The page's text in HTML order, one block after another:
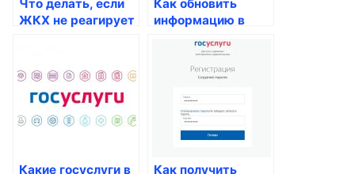
Что делать, если
ЖКХ не реагирует
коммунальных
услуг
Как обновить
информацию в
паспорте после
изменения ФИО
ребенка
Какие госуслуги в
Как получить